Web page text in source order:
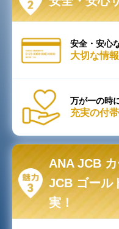
安全・安心
大切な情
万が一の時
充実の付
ANA JCB
JCB ゴール
実！